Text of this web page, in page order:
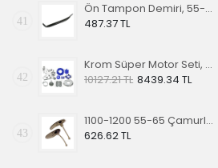
41
Ön Tampon Demiri, 55-67 EA
487.37 TL
42
Krom Süper Motor Seti, Mavi
10127.21 TL 8439.34 TL
43
1100-1200 55-65 Çamurluk Sinyali Alt Lastiği Takımı
626.62 TL